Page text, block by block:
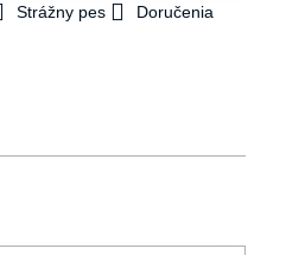
Strážny pes Doručenia